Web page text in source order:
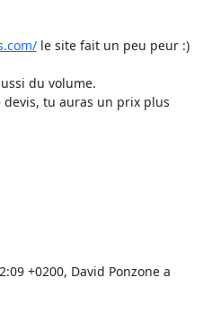
le site fait un peu peur :)
du volume.
tu auras un prix plus
+0200, David Ponzone a